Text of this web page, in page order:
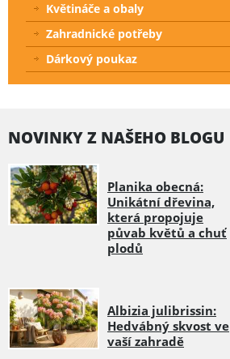
Květináče a obaly
Zahradnické potřeby
Dárkový poukaz
NOVINKY Z NAŠEHO BLOGU
Planika obecná:
Unikátní dřevina,
která propojuje
půvab květů a chuť
plodů
Albizia julibrissin:
Hedvábný skvost ve
vaší zahradě